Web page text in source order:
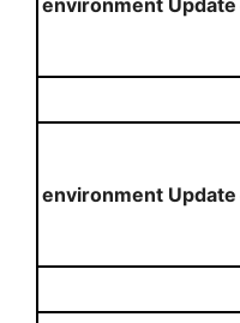
environment Update
environment Update